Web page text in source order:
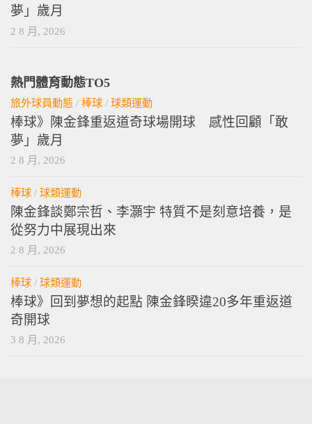
夢」歲月
2 8 月, 2026
熱門體育動態TO5
旅外球員動態 / 棒球 / 球類運動
棒球》陳金鋒重返道奇球場開球 感性回顧「敢
夢」歲月
2 8 月, 2026
棒球 / 球類運動
陳金鋒談鄭宗哲、李灝宇 特質不是刻意培養，是
從努力中展現出來
2 8 月, 2026
棒球 / 球類運動
棒球》回到夢想的起點 陳金鋒睽違20多年重返道
奇開球
3 8 月, 2026